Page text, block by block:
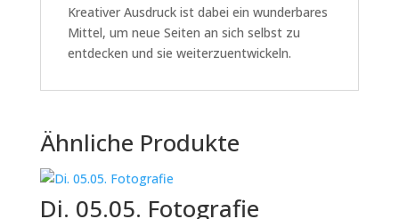
Kreativer Ausdruck ist dabei ein wunderbares
Mittel, um neue Seiten an sich selbst zu
entdecken und sie weiterzuentwickeln.
Ähnliche Produkte
Di. 05.05. Fotografie